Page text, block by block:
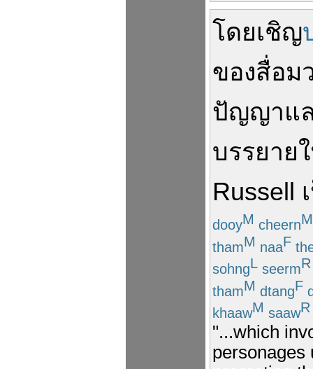
โดยเชิญ
ของสื่อม
ปัญญาแ
บรรยาย
Russell
dooyM cheernM
thamM naaF
sohngL seermR
thamM dtangF
khaawM saawR
"...which
personages